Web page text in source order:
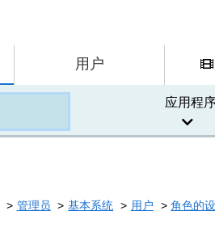
用户
应用程
管理员 基本系统 用户 角色的